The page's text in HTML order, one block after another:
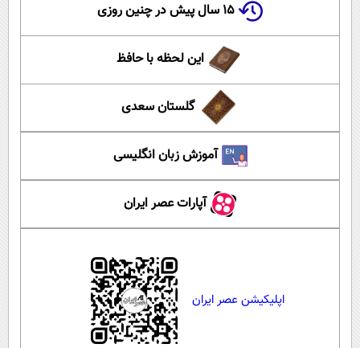
۱۵ سال پیش در چنین روزی
این لحظه با حافظ
گلستان سعدی
آموزش زبان انگلیسی
آپارات عصر ایران
اپلیکیشن عصر ایران